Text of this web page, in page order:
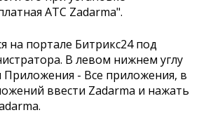
АТС Zadarma".
на портале Битрикс24 под
В левом нижнем углу
Приложения - Все приложения, в
ввести Zadarma и нажать